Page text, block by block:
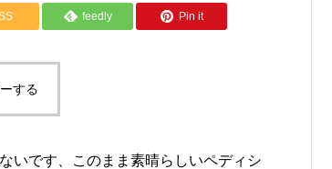
feedly Pin it
する
いです、このまま素晴らしいペディシ